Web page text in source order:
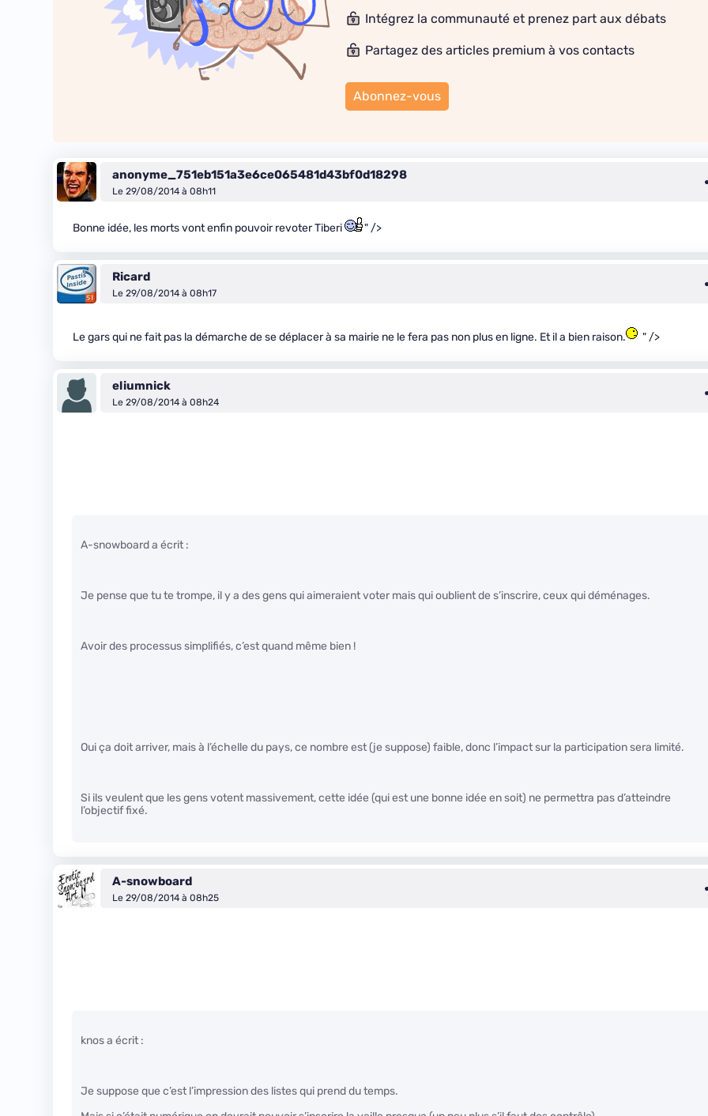
Intégrez la communauté et prenez part aux débats
Partagez des articles premium à vos contacts
Abonnez-vous
anonyme_751eb151a3e6ce065481d43bf0d18298
Le 29/08/2014 à 08h11
Bonne idée, les morts vont enfin pouvoir revoter Tiberi " />
Ricard
Le 29/08/2014 à 08h17
Le gars qui ne fait pas la démarche de se déplacer à sa mairie ne le fera pas non plus en ligne. Et il a bien raison. " />
eliumnick
Le 29/08/2014 à 08h24
A-snowboard a écrit :
Je pense que tu te trompe, il y a des gens qui aimeraient voter mais qui oublient de s’inscrire, ceux qui déménages.
Avoir des processus simplifiés, c’est quand même bien !
Oui ça doit arriver, mais à l’échelle du pays, ce nombre est (je suppose) faible, donc l’impact sur la participation sera limité.
Si ils veulent que les gens votent massivement, cette idée (qui est une bonne idée en soit) ne permettra pas d’atteindre
l’objectif fixé.
A-snowboard
Le 29/08/2014 à 08h25
knos a écrit :
Je suppose que c’est l’impression des listes qui prend du temps.